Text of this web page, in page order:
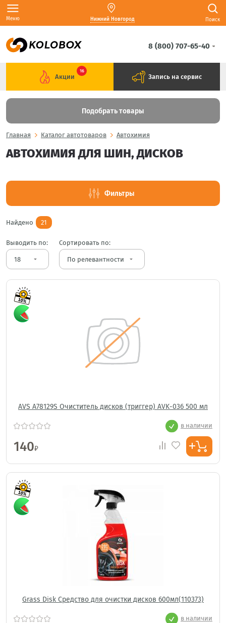
Меню Нижний Новгород Поиск
8 (800) 707-65-40
Акции
16
Запись на сервис
Подобрать товары
Главная Каталог автотоваров Автохимия
АВТОХИМИЯ ДЛЯ ШИН, ДИСКОВ
Фильтры
Найдено 21
Выводить по:
arrow_drop_down
Сортировать по:
arrow_drop_down
AVS A78129S Очиститель дисков (триггер) AVK-036 500 мл
в наличии
140₽
Grass Disk Средство для очистки дисков 600мл(110373)
в наличии